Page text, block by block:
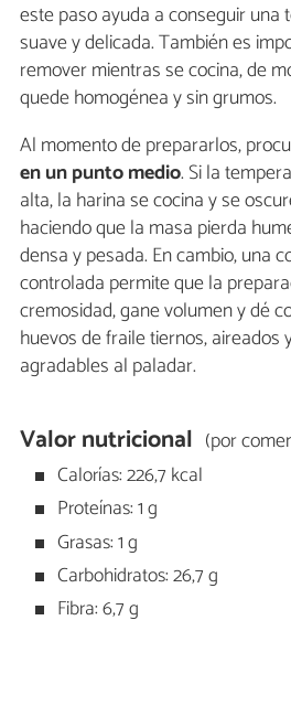
este paso ayuda a conseguir una
suave y delicada. También es
remover mientras se cocina, de
quede homogénea y sin grumos.
Al momento de prepararlos,
en un punto medio. Si la
alta, la harina se cocina y se
haciendo que la masa pierda
densa y pesada. En cambio, una
controlada permite que la
cremosidad, gane volumen y dé
huevos de fraile tiernos, aireados
agradables al paladar.
Valor nutricional (por
Calorías: 226,7 kcal
Proteínas: 1 g
Grasas: 1 g
Carbohidratos: 26,7 g
Fibra: 6,7 g